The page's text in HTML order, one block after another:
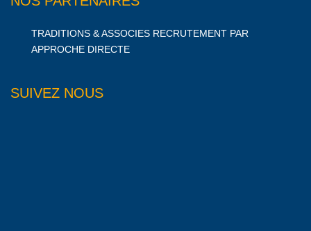
TRADITIONS & ASSOCIES RECRUTEMENT PAR
APPROCHE DIRECTE
SUIVEZ NOUS